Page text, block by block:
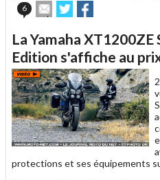
6
Envoyer
cet
à
un
ami
Partager
sur sur
La Yamaha XT1200ZE
Edition s'affiche au
protections et ses équipements